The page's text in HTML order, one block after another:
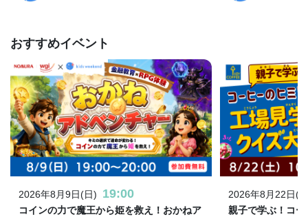
おすすめイベント
2026年8月9日(日) 19:00
コインの力で魔王から姫を救え！おかねア
2026年8月22日(
親子で学ぶ！コ